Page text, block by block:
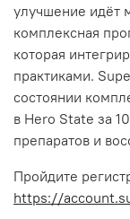
улучшение идёт
комплексная
которая
практиками.
состоянии
в Hero State за
препаратов и
Пройдите
https://